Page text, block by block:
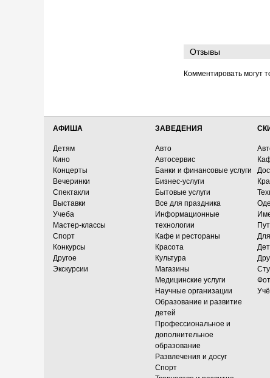
Отзывы
Комментировать могут
АФИША
Детям
Кино
Концерты
Вечеринки
Спектакли
Выставки
Учеба
Мастер-классы
Спорт
Конкурсы
Другое
Экскурсии
ЗАВЕДЕНИЯ
Авто
Автосервис
Банки и финансовые услуги
Бизнес-услуги
Бытовые услуги
Все для праздника
Информационные
технологии
Кафе и рестораны
Красота
Культура
Магазины
Медицинские услуги
Научные организации
Образование и развитие
детей
Профессиональное и
дополнительное
образование
Развлечения и досуг
Спорт